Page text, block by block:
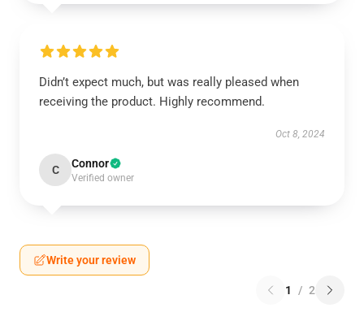
Didn’t expect much, but was really pleased when
receiving the product. Highly recommend.
Oct 8, 2024
C Connor
Verified owner
Write your review
1 / 2